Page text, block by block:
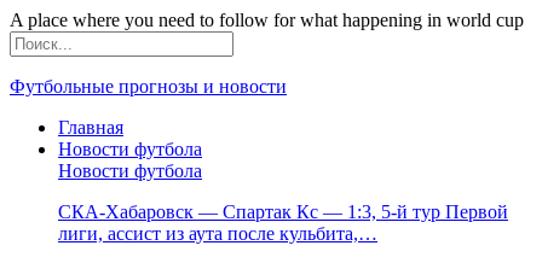
A place where you need to follow for what happening in world cup
Футбольные прогнозы и новости
Главная
Новости футбола
Новости футбола
СКА-Хабаровск — Спартак Кс — 1:3, 5-й тур Первой
лиги, ассист из аута после кульбита,…